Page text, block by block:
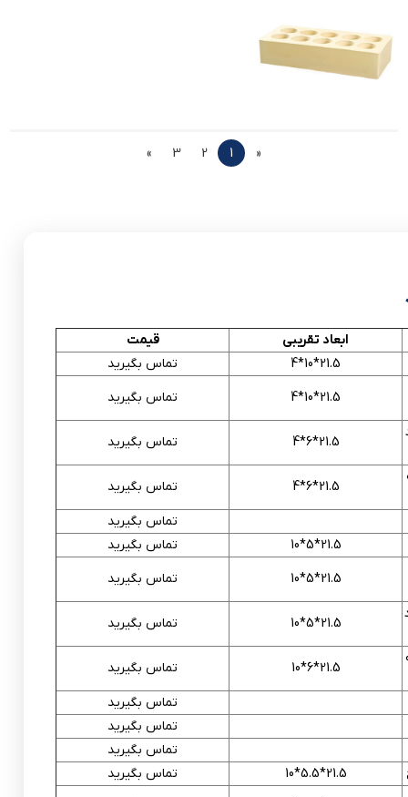
«
1
2
3
»
ابعاد تقریبی
قیمت
21.5*10*4
تماس بگیرید
21.5*10*4
تماس بگیرید
21.5*6*4
تماس بگیرید
21.5*
6
*4
تماس بگیرید
تماس بگیرید
21.5*
5
*10
تماس بگیرید
21.5*
5
*10
تماس بگیرید
21.5*
5
*10
تماس بگیرید
21.5*
6
*10
تماس بگیرید
تماس بگیرید
تماس بگیرید
تماس بگیرید
21.5*
5.5
*10
تماس بگیرید